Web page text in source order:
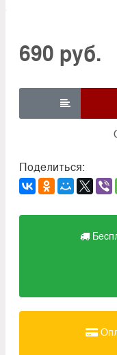
690 руб.

Поделиться: